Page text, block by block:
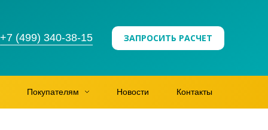
+7 (499) 340-38-15 ЗАПРОСИТЬ РАСЧЕТ
Покупателям Новости Контакты